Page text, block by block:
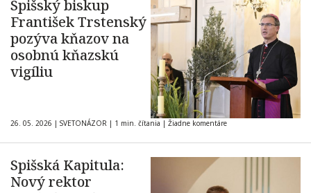
Spišský biskup
František Trstenský
pozýva kňazov na
osobnú kňazskú
vigíliu
26. 05. 2026 | SVETONÁZOR | 1 min. čítania | Žiadne komentáre
Spišská Kapitula:
Nový rektor